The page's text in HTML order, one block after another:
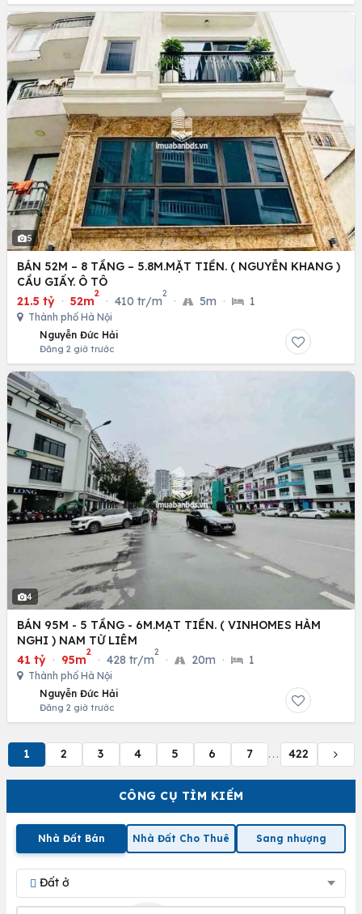
CÔNG CỤ TÌM KIẾM
Nhà Đất Bán Nhà Đất Cho Thuê Sang nhượng
Đất ở
5
BÁN 52M – 8 TẦNG – 5.8M.MẶT TIỀN. ( NGUYỄN KHANG )
CẦU GIẤY. Ô TÔ
21.5 tỷ · 52m
2
· 410 tr/m
2
· 5m · 1
Thành phố Hà Nội
Nguyễn Đức Hải
Đăng 2 giờ trước
4
BÁN 95M - 5 TẦNG - 6M.MẠT TIỀN. ( VINHOMES HÀM
NGHI ) NAM TỪ LIÊM
41 tỷ · 95m
2
· 428 tr/m
2
· 20m · 1
Thành phố Hà Nội
Nguyễn Đức Hải
Đăng 2 giờ trước
1 2 3 4 5 6 7 ... 422